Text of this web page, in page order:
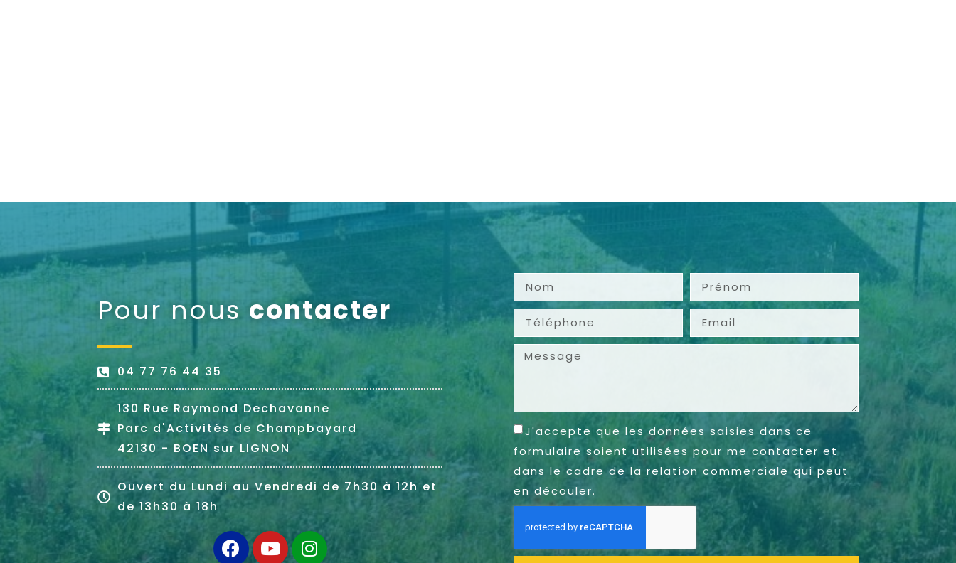
Pour nouscontacter
04 77 76 44 35
130 Rue Raymond Dechavanne
Parc d'Activités de Champbayard
42130 - BOEN sur LIGNON
Ouvert du Lundi au Vendredi de 7h30 à 12h et
de 13h30 à 18h
J'accepte que les données saisies dans ce
formulaire soient utilisées pour me contacter et
dans le cadre de la relation commerciale qui peut
en découler.